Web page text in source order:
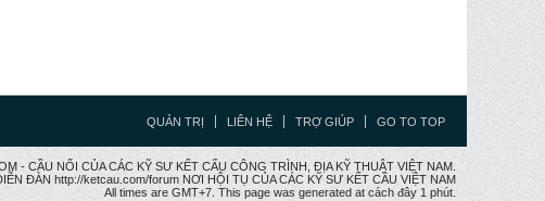
QUẢN TRỊ LIÊN HỆ TRỢ GIÚP GO TO TOP
- CẦU NỐI CỦA CÁC KỸ SƯ KẾT CẤU CÔNG TRÌNH, ĐỊA KỸ THUẬT VIỆT NAM.
ĐÀN http://ketcau.com/forum NƠI HỘI TỤ CỦA CÁC KỸ SƯ KẾT CÂU VIỆT NAM
All times are GMT+7. This page was generated at cách đây 1 phút.